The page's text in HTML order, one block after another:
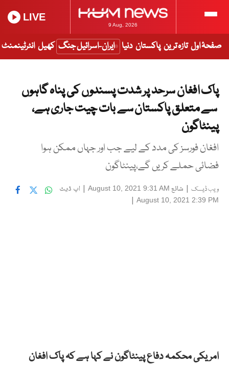
9 Aug, 2026
LIVE
صفحۂ اول تازہ ترین پاکستان دنیا ایران-اسرائیل جنگ کھیل انٹرٹینمنٹ
پاک افغان سرحد پر شدت پسندوں کی پناہ گاہوں
سے متعلق پاکستان سے بات چیت جاری ہے،
پینٹاگون
افغان فورسز کی مدد کے لیے جب اور جہاں ممکن ہوا
فضائی حملے کریں گے،پینٹاگون
ویب ڈیسک | شائع August 10, 2021 9:31 AM
| اپ ڈیٹ
August 10, 2021 2:39 PM
|
امریکی محکمہ دفاع پینٹاگون نے کہا ہے کہ پاک افغان